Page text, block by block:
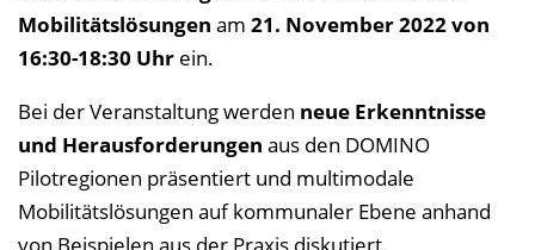
Mobilitätslösungen am 21. November 2022 von
16:30-18:30 Uhr ein.
Bei der Veranstaltung werden neue Erkenntnisse
und Herausforderungen aus den DOMINO
Pilotregionen präsentiert und multimodale
Mobilitätslösungen auf kommunaler Ebene anhand